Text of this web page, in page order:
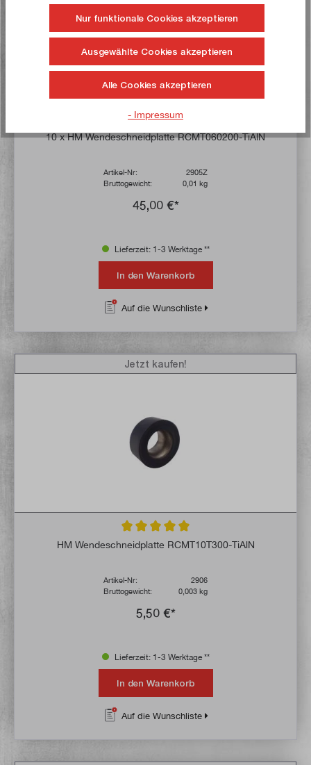
Durchschnittliche Bewertung von 4.7 von
10 x HM Wendeschneidplatte RCMT060200-TiAlN
Artikel-Nr:
2905Z
Bruttogewicht:
0,01 kg
45,00 €*
Lieferzeit: 1-3 Werktage **
In den Warenkorb
Auf die Wunschliste
Durchschnittliche Bewertung von 5 von 5
HM Wendeschneidplatte RCMT10T300-TiAlN
Artikel-Nr:
2906
Bruttogewicht:
0,003 kg
5,50 €*
Jetzt kaufen!
Lieferzeit: 1-3 Werktage **
In den Warenkorb
Auf die Wunschliste
Nur funktionale Cookies akzeptieren
Ausgewählte Cookies akzeptieren
Alle Cookies akzeptieren
- Impressum